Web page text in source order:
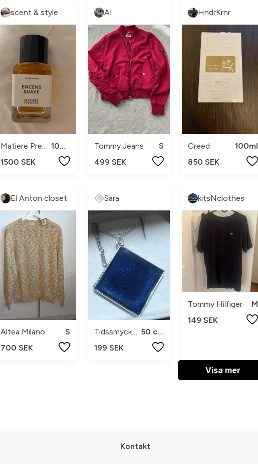
scent & style
Matiere Premiere
100ml
1500 SEK
AI
Tommy Jeans
S
499 SEK
HndrKrnr
Creed
100ml
850 SEK
El Anton closet
Altea Milano
S
700 SEK
Sara
50 cm
199 SEK
kitsNclothes
Tommy Hilfiger
M
149 SEK
Visa mer
Kontakt